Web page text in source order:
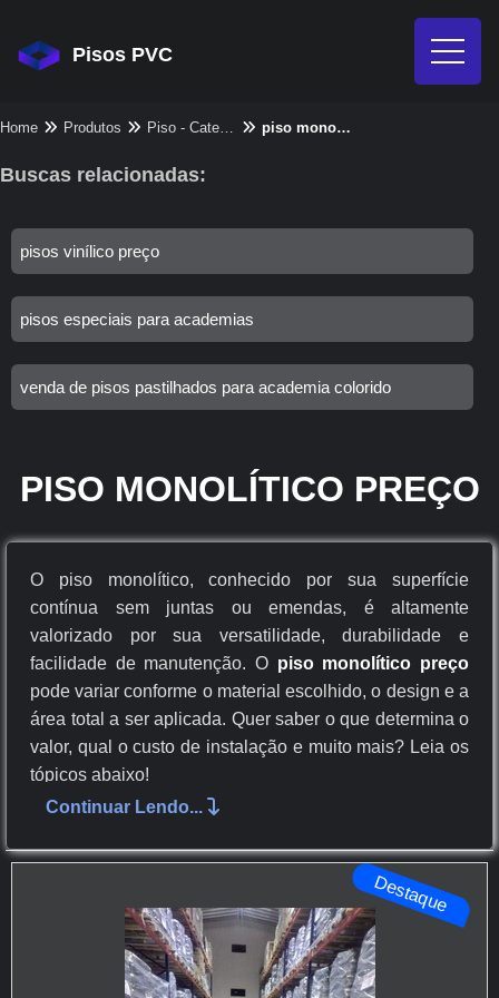
Pisos PVC
Home Produtos Piso - Categoria piso monolítico preço
Buscas relacionadas:
pisos vinílico preço
pisos especiais para academias
venda de pisos pastilhados para academia colorido
PISO MONOLÍTICO PREÇO
O piso monolítico, conhecido por sua superfície
contínua sem juntas ou emendas, é altamente
valorizado por sua versatilidade, durabilidade e
facilidade de manutenção. O piso monolítico preço
pode variar conforme o material escolhido, o design e a
área total a ser aplicada. Quer saber o que determina o
valor, qual o custo de instalação e muito mais? Leia os
tópicos abaixo!
O que determina o preço de um piso monolítico?
monolítico?
Como a escolha do material afeta o preço do piso
monolítico?
O QUE DETERMINA O PREÇO DE
Continuar Lendo...
Destaque